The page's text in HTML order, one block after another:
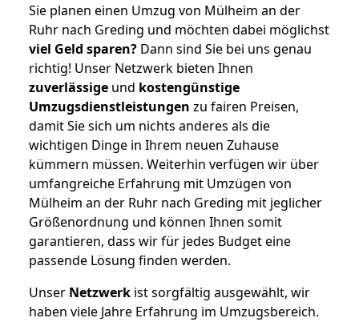
Sie planen einen Umzug von Mülheim an der
Ruhr nach Greding und möchten dabei möglichst
viel Geld sparen? Dann sind Sie bei uns genau
richtig! Unser Netzwerk bieten Ihnen
zuverlässige und kostengünstige
Umzugsdienstleistungen zu fairen Preisen,
damit Sie sich um nichts anderes als die
wichtigen Dinge in Ihrem neuen Zuhause
kümmern müssen. Weiterhin verfügen wir über
umfangreiche Erfahrung mit Umzügen von
Mülheim an der Ruhr nach Greding mit jeglicher
Größenordnung und können Ihnen somit
garantieren, dass wir für jedes Budget eine
passende Lösung finden werden.
Unser Netzwerk ist sorgfältig ausgewählt, wir
haben viele Jahre Erfahrung im Umzugsbereich.